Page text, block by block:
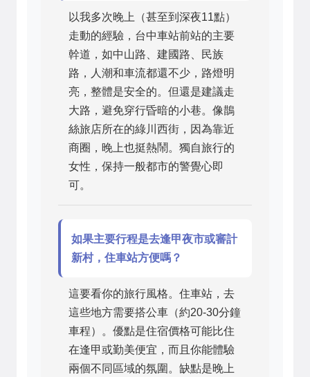
以我多次晚上（甚至到深夜11點）
走動的經驗，台中車站前站的主要
幹道，如中山路、建國路、民族
路，人潮和車流都還不少，路燈明
亮，整體是安全的。但還是建議走
大路，避免穿行昏暗的小巷。像鵲
絲旅店所在的綠川西街，因為靠近
商圈，晚上也挺熱鬧。獨自旅行的
女性，保持一般都市的警覺心即
可。
如果主要行程是去逢甲夜市或審計
新村，住車站方便嗎？
這要看你的旅行風格。住車站，去
這些地方需要搭公車（約20-30分鐘
車程）。優點是住宿價格可能比住
在逢甲或勤美便宜，而且你能體驗
兩個不同區域的氛圍。缺點是晚上